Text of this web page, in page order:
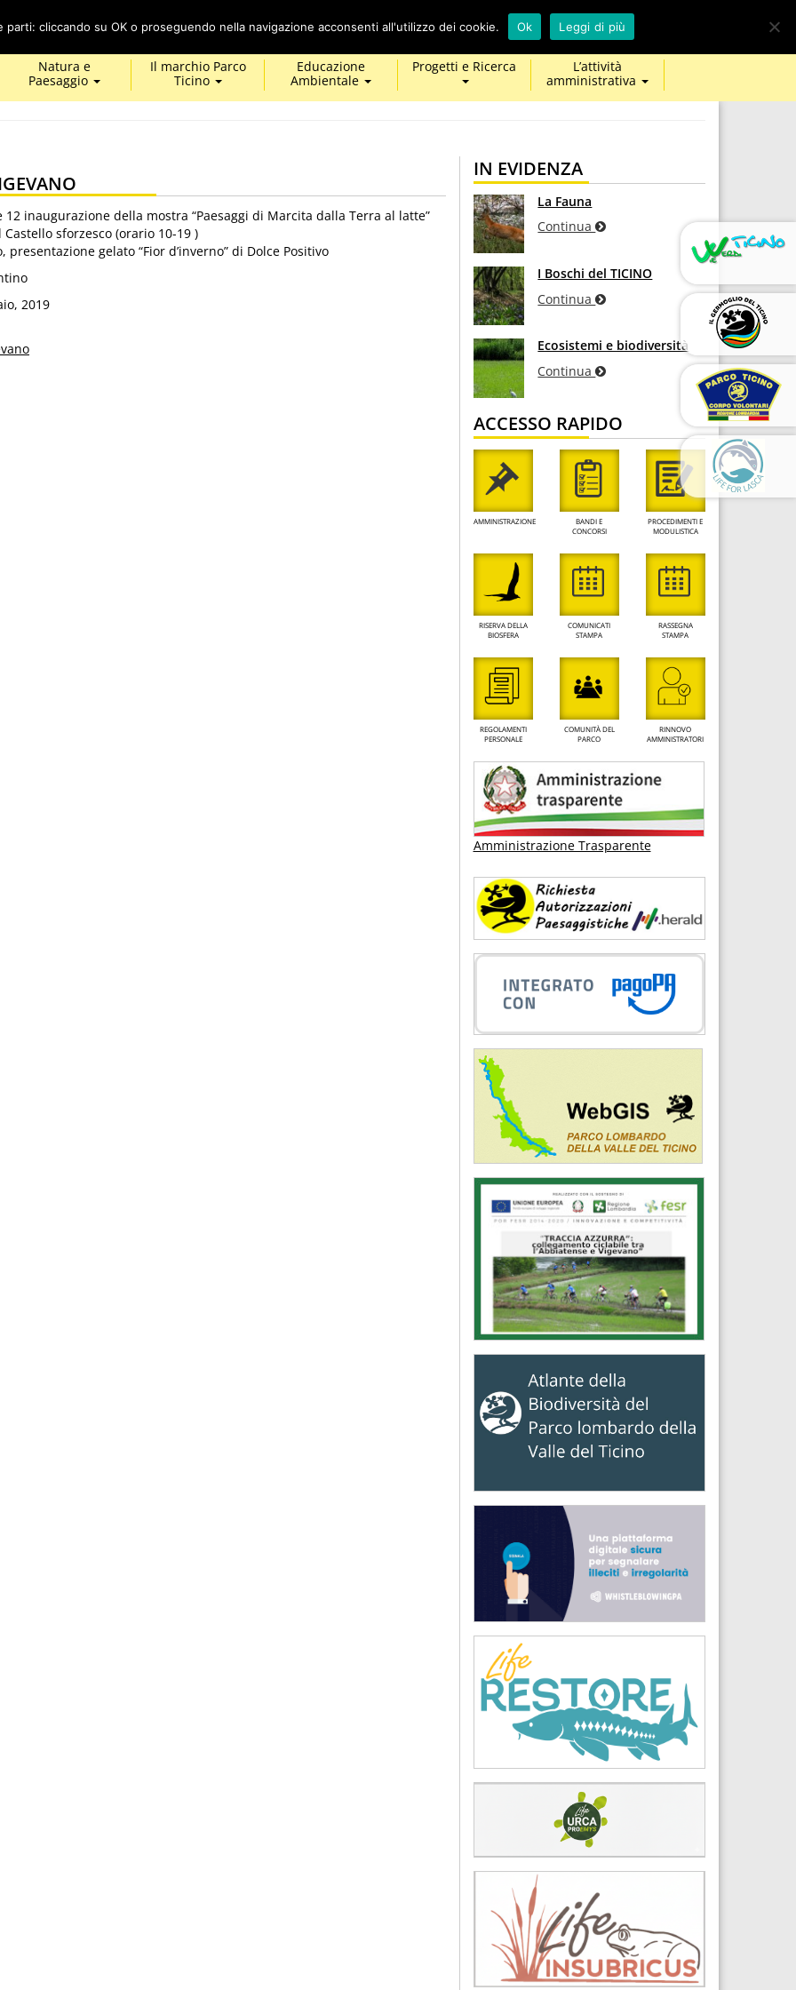
Cerca
map-
marker
calendar
Natura e
Paesaggio
Il marchio Parco
Ticino
Educazione
Ambientale
Progetti e Ricerca
L’attività
amministrativa
inaugurazione della mostra “Paesaggi di Marcita dalla Terra al latte”
sforzesco (orario 10-19 )
gelato “Fior d’inverno” di Dolce Positivo
2019
IN EVIDENZA
La Fauna
Continua
I Boschi del TICINO
Continua
Ecosistemi e biodiversità
Continua
ACCESSO RAPIDO
AMMINISTRAZIONE
BANDI E
CONCORSI
PROCEDIMENTI E
MODULISTICA
RISERVA DELLA
BIOSFERA
COMUNICATI
STAMPA
RASSEGNA
STAMPA
REGOLAMENTI
PERSONALE
COMUNITÀ DEL
PARCO
RINNOVO
AMMINISTRATORI
Amministrazione Trasparente
cliccando su OK o proseguendo nella navigazione acconsenti all'utilizzo dei cookie. Ok Leggi di più